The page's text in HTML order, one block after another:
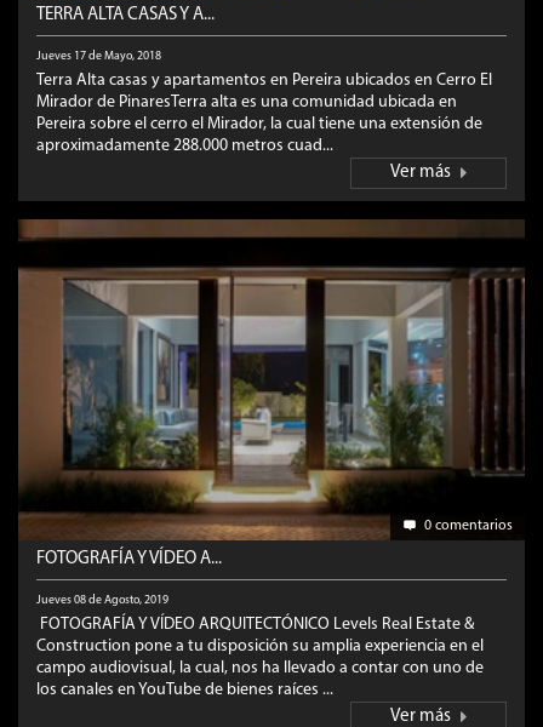
TERRA ALTA CASAS Y A...
Jueves 17 de Mayo, 2018
Terra Alta casas y apartamentos en Pereira ubicados en Cerro El
Mirador de PinaresTerra alta es una comunidad ubicada en
Pereira sobre el cerro el Mirador, la cual tiene una extensión de
aproximadamente 288.000 metros cuad...
Ver más
0 comentarios
FOTOGRAFÍA Y VÍDEO A...
Jueves 08 de Agosto, 2019
FOTOGRAFÍA Y VÍDEO ARQUITECTÓNICO Levels Real Estate &
Construction pone a tu disposición su amplia experiencia en el
campo audiovisual, la cual, nos ha llevado a contar con uno de
los canales en YouTube de bienes raíces ...
Ver más